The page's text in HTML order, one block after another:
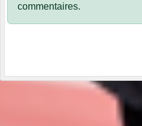
commentaires.